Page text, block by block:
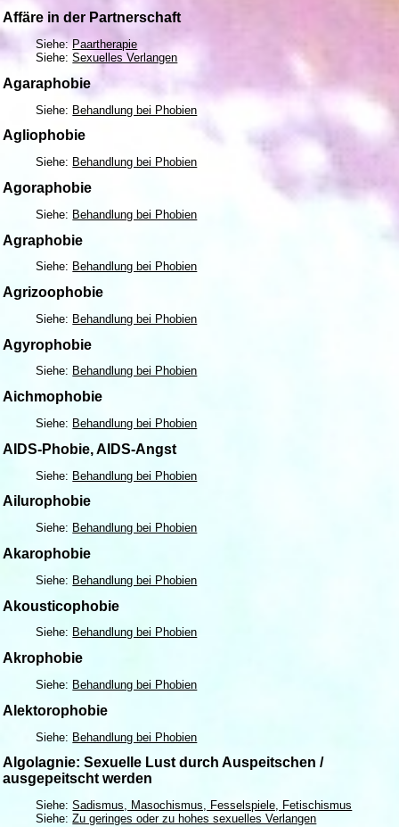
Affäre in der Partnerschaft
Siehe: Paartherapie
Siehe:Sexuelles Verlangen
Agaraphobie
Siehe: Behandlung bei Phobien
Agliophobie
Siehe: Behandlung bei Phobien
Agoraphobie
Siehe: Behandlung bei Phobien
Agraphobie
Siehe: Behandlung bei Phobien
Agrizoophobie
Siehe: Behandlung bei Phobien
Agyrophobie
Siehe: Behandlung bei Phobien
Aichmophobie
Siehe: Behandlung bei Phobien
AIDS-Phobie, AIDS-Angst
Siehe: Behandlung bei Phobien
Ailurophobie
Siehe: Behandlung bei Phobien
Akarophobie
Siehe: Behandlung bei Phobien
Akousticophobie
Siehe: Behandlung bei Phobien
Akrophobie
Siehe: Behandlung bei Phobien
Alektorophobie
Siehe: Behandlung bei Phobien
Algolagnie: Sexuelle Lust durch Auspeitschen /
ausgepeitscht werden
Siehe:Sadismus, Masochismus, Fesselspiele, Fetischismus
Siehe:Zu geringes oder zu hohes sexuelles Verlangen